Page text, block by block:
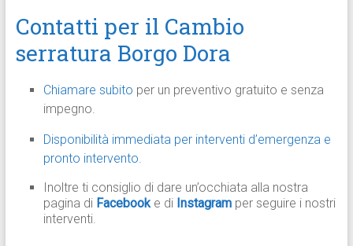
Contatti per il Cambio
serratura Borgo Dora
Chiamare subito per un preventivo gratuito e senza
impegno.
Disponibilità immediata per interventi d’emergenza e
pronto intervento.
Inoltre ti consiglio di dare un’occhiata alla nostra
pagina di Facebook e di Instagram per seguire i nostri
interventi.